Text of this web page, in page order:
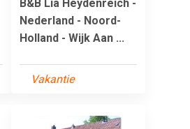
B&B Lia Heydenreich -
Nederland - Noord-
Holland - Wijk Aan ...
Vakantie